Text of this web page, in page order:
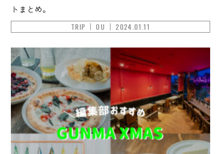
トまとめ。
TRIP OU 2024.01.11